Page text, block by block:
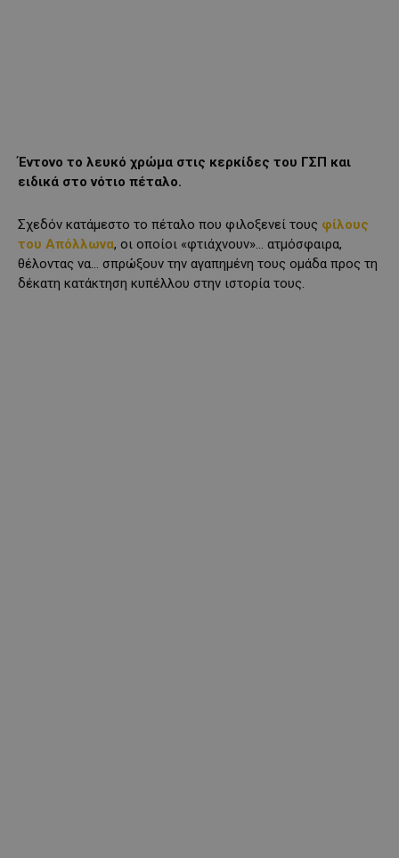
Έντονο το λευκό χρώμα στις κερκίδες του ΓΣΠ και
ειδικά στο νότιο πέταλο.
Σχεδόν κατάμεστο το πέταλο που φιλοξενεί τους φίλους
του Απόλλωνα, οι οποίοι «φτιάχνουν»… ατμόσφαιρα,
θέλοντας να… σπρώξουν την αγαπημένη τους ομάδα προς τη
δέκατη κατάκτηση κυπέλλου στην ιστορία τους.